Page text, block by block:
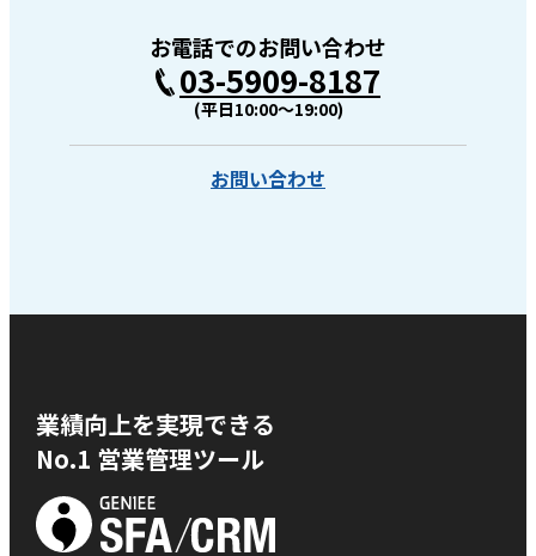
お電話でのお問い合わせ
03-5909-8187
(平日10:00〜19:00)
お問い合わせ
業績向上を実現できる
No.1 営業管理ツール